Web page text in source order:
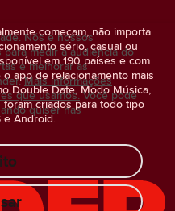
começam, não importa
sério, casual ou
em 190 países e com
app de relacionamento mais
Double Date, Modo Música,
foram criados para todo tipo
e Android.
Nós e nossos
medir a audiência do
e melhorar as
Mais informações
que usamos. Você pode
quiser nas